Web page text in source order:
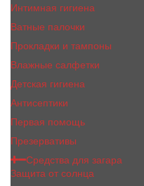
Интимная гигиена
Ватные палочки
Прокладки и тампоны
Влажные салфетки
Детская гигиена
Антисептики
Первая помощь
Презервативы
Средства для загара
Защита от солнца